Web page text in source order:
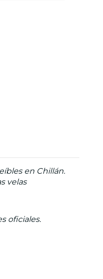
en Chillán.
velas
oficiales.